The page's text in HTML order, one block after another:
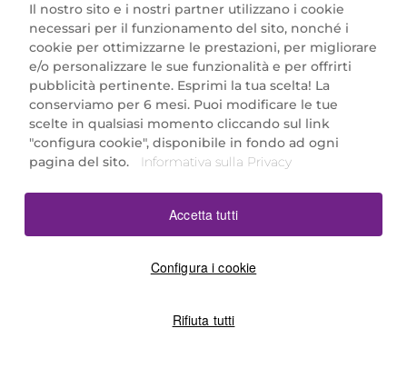
Marionnaud Parfumeries Italia S.r.l.
Largo Fiera Milano 5, 20017 Rho (MI)
REA Milano 1650024 con P.IVA 13425220152.
SCARICA LA NOSTRA APP
Il nostro sito e i nostri partner utilizzano i cookie
necessari per il funzionamento del sito, nonché i
cookie per ottimizzarne le prestazioni, per migliorare
e/o personalizzare le sue funzionalità e per offrirti
pubblicità pertinente. Esprimi la tua scelta! La
conserviamo per 6 mesi. Puoi modificare le tue
scelte in qualsiasi momento cliccando sul link
"configura cookie", disponibile in fondo ad ogni
pagina del sito.
Informativa sulla Privacy
Configura i cookie
Rifiuta tutti
Accetta tutti